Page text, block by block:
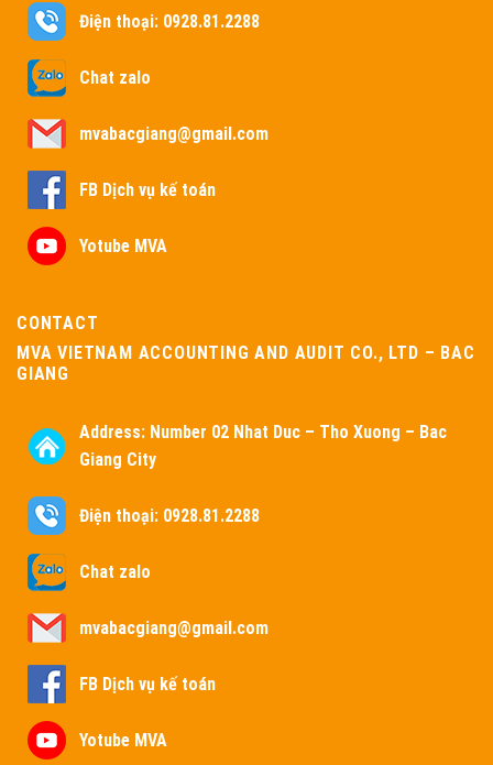
Điện thoại: 0928.81.2288
Chat zalo
mvabacgiang@gmail.com
FB Dịch vụ kế toán
Yotube MVA
CONTACT
MVA VIETNAM ACCOUNTING AND AUDIT CO., LTD – BAC
GIANG
Address: Number 02 Nhat Duc – Tho Xuong – Bac
Giang City
Điện thoại: 0928.81.2288
Chat zalo
mvabacgiang@gmail.com
FB Dịch vụ kế toán
Yotube MVA